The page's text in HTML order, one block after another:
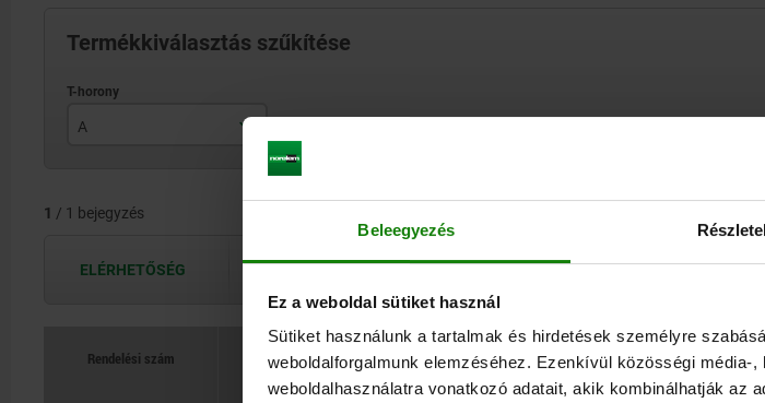
Beleegyezés
Ez a weboldal sütiket használ
Sütiket használunk a tartalmak és hirdetések személyre
weboldalforgalmunk elemzéséhez. Ezenkívül közösségi
weboldalhasználatra vonatkozó adatait, akik kombinálhatják az
Termékkiválasztás szűkítése
A
1 / 1 bejegyzés
ELÉRHETŐSÉG
Rendelési szám
A